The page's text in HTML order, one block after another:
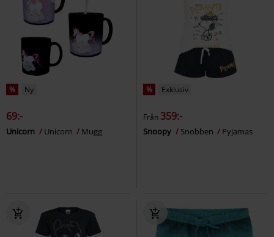
% Ny
69:-
Unicorn Unicorn Mugg
% Exklusiv
Från 359:-
Snoopy Snobben Pyjamas